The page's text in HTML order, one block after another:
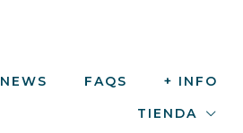
NEWS FAQS
+ INFO
TIENDA